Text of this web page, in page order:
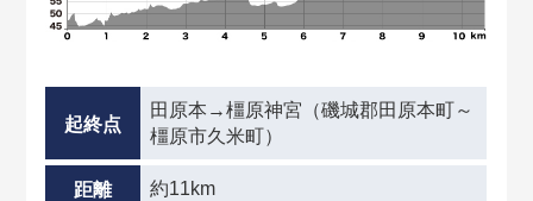
起終点
田原本→橿原神宮（磯城郡田原本町～
橿原市久米町）
距離 約11km